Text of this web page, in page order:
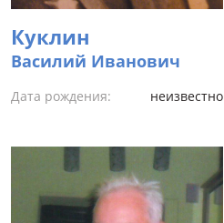
Куклин
Василий Иванович
Дата рождения: неизвестно